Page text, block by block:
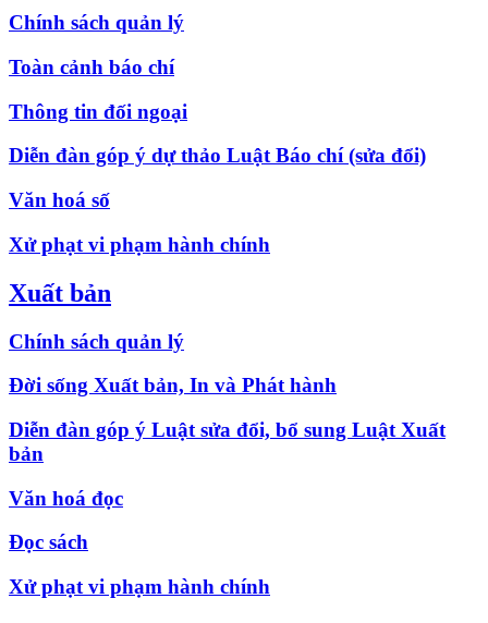
Chính sách quản lý
Toàn cảnh báo chí
Thông tin đối ngoại
Diễn đàn góp ý dự thảo Luật Báo chí (sửa đổi)
Văn hoá số
Xử phạt vi phạm hành chính
Xuất bản
Chính sách quản lý
Đời sống Xuất bản, In và Phát hành
Diễn đàn góp ý Luật sửa đổi, bổ sung Luật Xuất
bản
Văn hoá đọc
Đọc sách
Xử phạt vi phạm hành chính